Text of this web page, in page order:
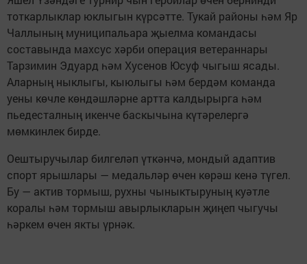
тоткарлыклар юклыгын күрсәтте. Тукай районы һәм Яр
Чаллының муниципальара җыелма командасы
составында махсус хәрби операция ветераннары
Тарзимин Эдуард һәм Хусенов Юсуф чыгыш ясады.
Аларның ныклыгы, кыюлыгы һәм бердәм команда
уены көчле көндәшләрне артта калдырырга һәм
пьедесталның икенче баскычына күтәрелергә
мөмкинлек бирде.
Оештыручылар билгеләп үткәнчә, мондый адаптив
спорт ярышлары — медальләр өчен көрәш кенә түгел.
Бу — актив тормыш, рухны чыныктыруның куәтле
коралы һәм тормыш авырлыкларын җиңеп чыгучы
һәркем өчен якты үрнәк.